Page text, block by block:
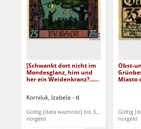
[Schwankt dort nicht im
Mondesglanz, him und
her ein Weidenkranz?...] /
powrotem wieniec
Korniluk, Izabela - tł.
Gültig [data ważności] bis 31. Dezember 1921
notgeld
Obst-
Miasto
Gültig
notgeld